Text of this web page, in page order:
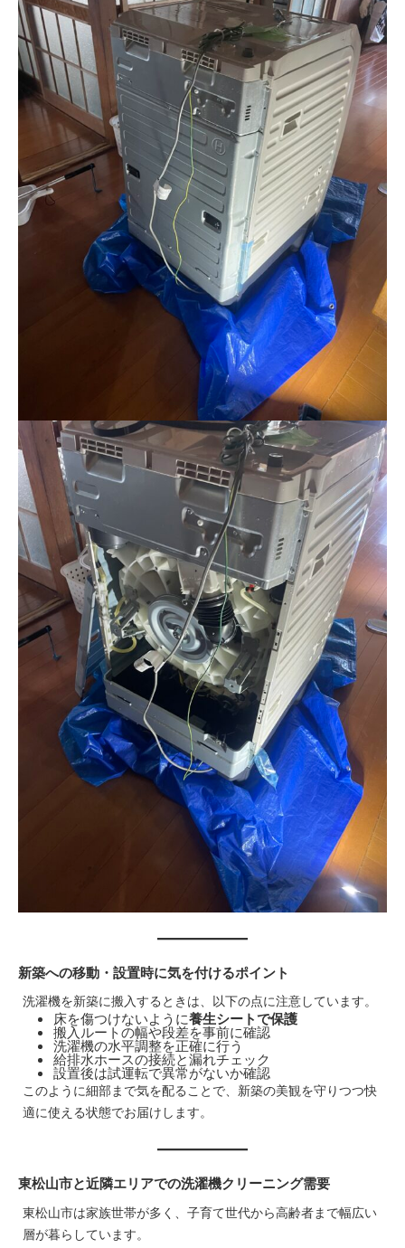
新築への移動・設置時に気を付けるポイント
洗濯機を新築に搬入するときは、以下の点に注意しています。
床を傷つけないように養生シートで保護
搬入ルートの幅や段差を事前に確認
洗濯機の水平調整を正確に行う
給排水ホースの接続と漏れチェック
設置後は試運転で異常がないか確認
このように細部まで気を配ることで、新築の美観を守りつつ快
適に使える状態でお届けします。
東松山市と近隣エリアでの洗濯機クリーニング需要
東松山市は家族世帯が多く、子育て世代から高齢者まで幅広い
層が暮らしています。